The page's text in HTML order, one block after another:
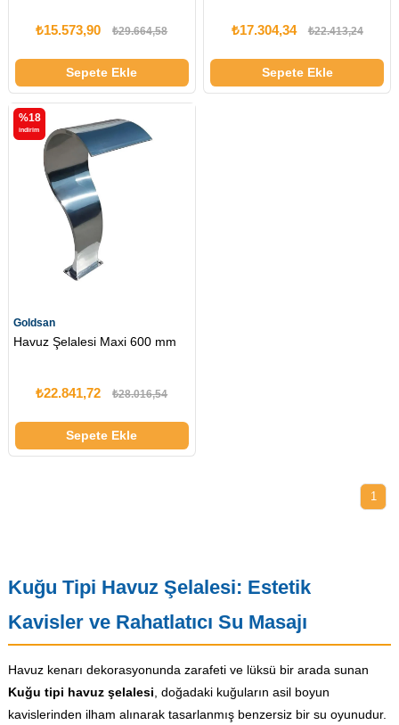
₺15.573,90 ₺29.664,58
Sepete Ekle
₺17.304,34 ₺22.413,24
Sepete Ekle
Goldsan
Havuz Şelalesi Maxi 600 mm
₺22.841,72 ₺28.016,54
Sepete Ekle
%18
i̇ndirim
1
Kuğu Tipi Havuz Şelalesi: Estetik
Kavisler ve Rahatlatıcı Su Masajı
Havuz kenarı dekorasyonunda zarafeti ve lüksü bir arada sunan
Kuğu tipi havuz şelalesi , doğadaki kuğuların asil boyun
kavislerinden ilham alınarak tasarlanmış benzersiz bir su oyunudur.